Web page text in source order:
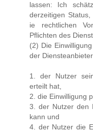
lassen: Ich
derzeitigen
ie rechtlichen
Pflichten des
(2) Die
der
1. der Nutzer
erteilt hat,
2. die Einwilligung
3. der Nutzer den
kann und
4. der Nutzer die